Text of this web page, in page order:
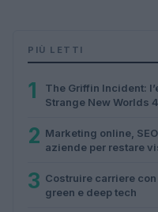
PIÙ LETTI
1
The Griffin Incident:
Strange New Worlds 4
2 Marketing online,
aziende per restare
3 Costruire carriere
green e deep tech